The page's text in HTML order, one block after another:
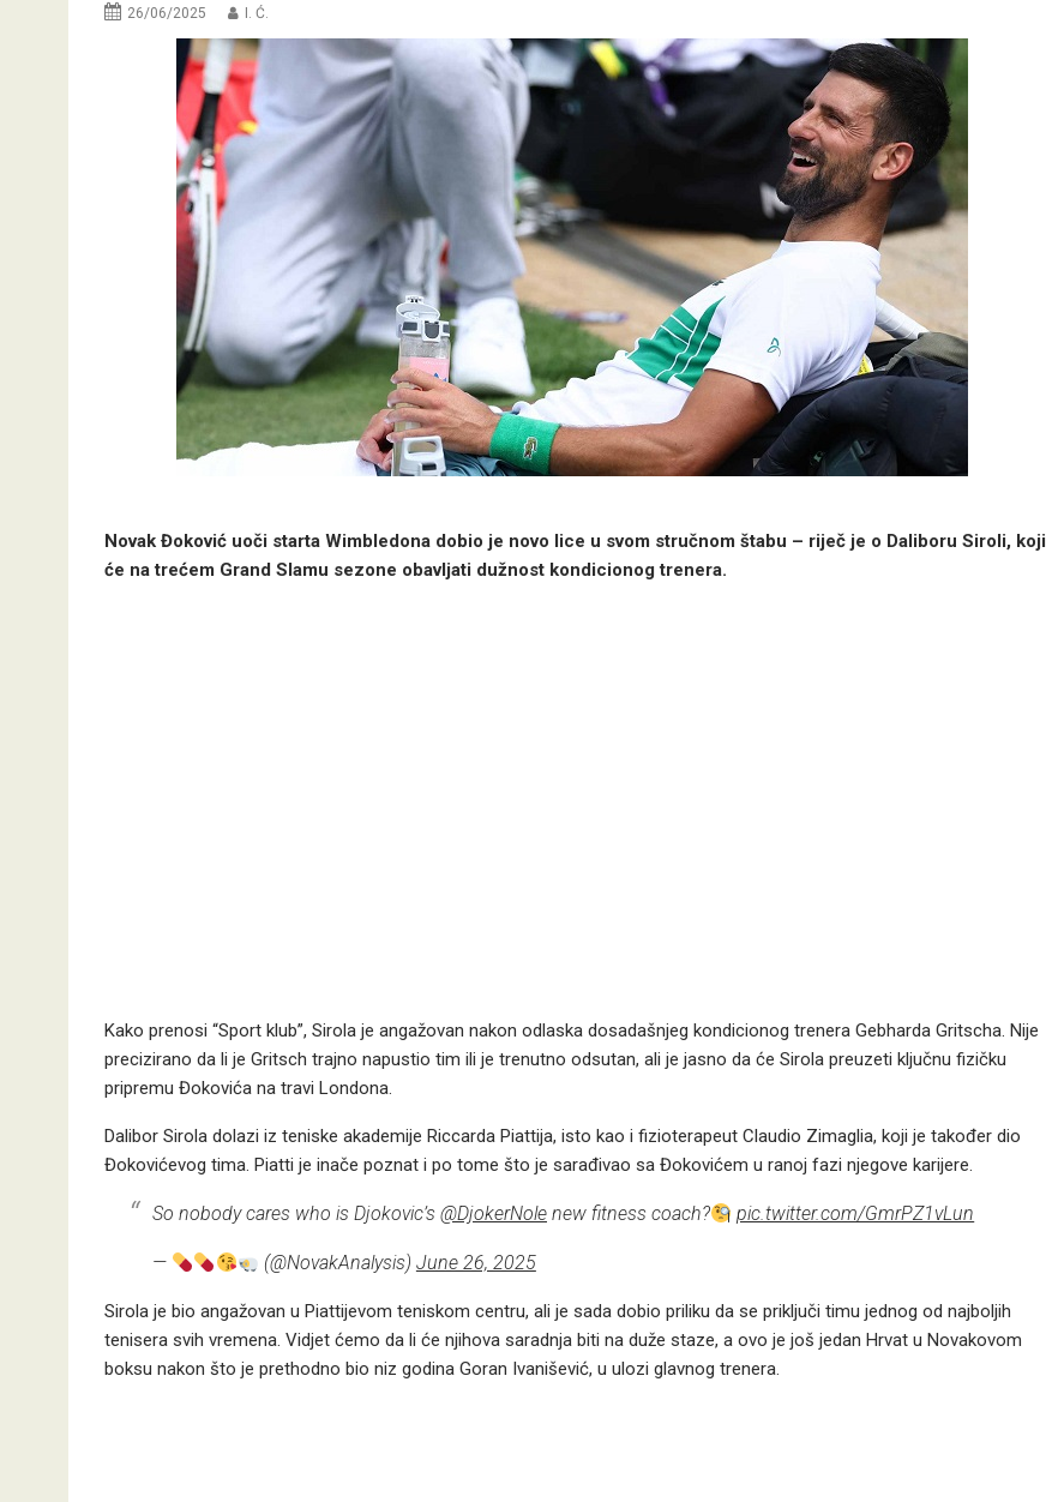
26/06/2025 I. Ć.
Novak Đoković uoči starta Wimbledona dobio je novo lice u svom stručnom štabu – riječ je o Daliboru Siroli, koji
će na trećem Grand Slamu sezone obavljati dužnost kondicionog trenera.
Kako prenosi “Sport klub”, Sirola je angažovan nakon odlaska dosadašnjeg kondicionog trenera Gebharda Gritscha. Nije
precizirano da li je Gritsch trajno napustio tim ili je trenutno odsutan, ali je jasno da će Sirola preuzeti ključnu fizičku
pripremu Đokovića na travi Londona.
Dalibor Sirola dolazi iz teniske akademije Riccarda Piattija, isto kao i fizioterapeut Claudio Zimaglia, koji je također dio
Đokovićevog tima. Piatti je inače poznat i po tome što je sarađivao sa Đokovićem u ranoj fazi njegove karijere.
So nobody cares who is Djokovic’s @DjokerNole new fitness coach? pic.twitter.com/GmrPZ1vLun
— (@NovakAnalysis) June 26, 2025
Sirola je bio angažovan u Piattijevom teniskom centru, ali je sada dobio priliku da se priključi timu jednog od najboljih
tenisera svih vremena. Vidjet ćemo da li će njihova saradnja biti na duže staze, a ovo je još jedan Hrvat u Novakovom
boksu nakon što je prethodno bio niz godina Goran Ivanišević, u ulozi glavnog trenera.